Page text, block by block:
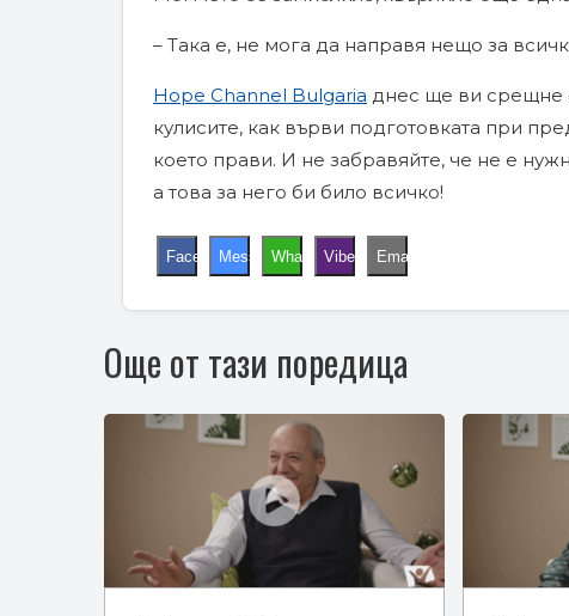
– Така е, не мога да направя нещо за
Hope Channel Bulgaria днес ще ви срещне
кулисите, как върви подготовката при
което прави. И не забравяйте, че не е
а това за него би било всичко!
FacebookMessengerWhatsApp
Viber Email
Още от тази поредица